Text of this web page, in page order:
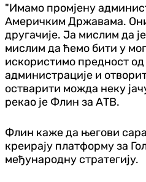
"Имамо промјену
Америчким Државама.
другачије. Ја мислим да
мислим да ћемо бити у
искористимо предност
администрације и
остварити можда неку
рекао је Флин за АТВ.
Флин каже да његови
креирају платформу за
међународну стратегију.